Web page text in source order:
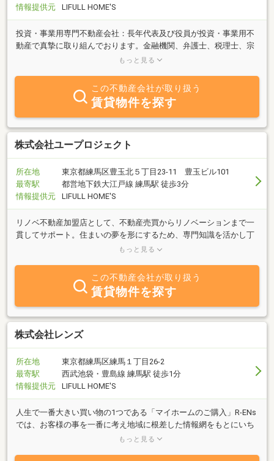
情報提供元
LIFULL HOME'S
投資・事業用専門不動産会社：長年代表及び役員が投資・事業用不
動産で真摯に取り組んでおります。金融機関、弁護士、税理士、宗
教法人、事業法人などの未公開・訳あり案件などを中心に取り組ん
もっと見る
この不動産会社が取り扱う
賃貸物件を探す
株式会社ユープロジェクト
所在地
東京都練馬区豊玉北５丁目23-11 豊玉ビル101
最寄駅
都営地下鉄大江戸線 練馬駅 徒歩3分
情報提供元
LIFULL HOME'S
リノベ不動産加盟店として、不動産売買からリノベーションまで一
貫してサポート。住まいの夢を形にするため、専門知識を活かし丁
寧にご相談を承ります。仲介のみ・リノベーションのみでも対応可
もっと見る
この不動産会社が取り扱う
賃貸物件を探す
株式会社レンズ
所在地
東京都練馬区練馬１丁目26-2
最寄駅
西武池袋・豊島線 練馬駅 徒歩1分
情報提供元
LIFULL HOME'S
人生で一番大きい買い物の1つである「マイホームのご購入」R-ENs
では、お客様の事を一番に考え地域に根差した情報網をもとにいち
早く情報をキャッチ。お客様のより良い暮らしを描くためのご提案
もっと見る